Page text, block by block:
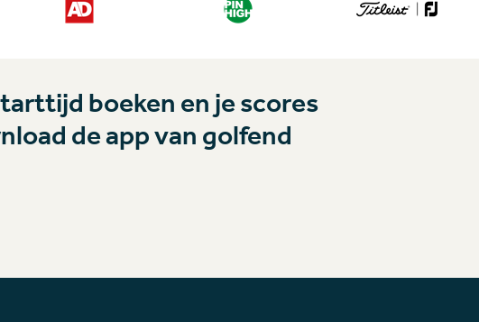
boeken en je scores
de app van golfend